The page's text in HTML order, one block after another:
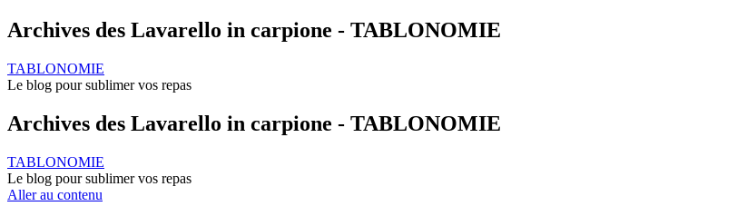
Archives des Lavarello in carpione - TABLONOMIE
TABLONOMIE
Le blog pour sublimer vos repas
Archives des Lavarello in carpione - TABLONOMIE
TABLONOMIE
Le blog pour sublimer vos repas
Aller au contenu